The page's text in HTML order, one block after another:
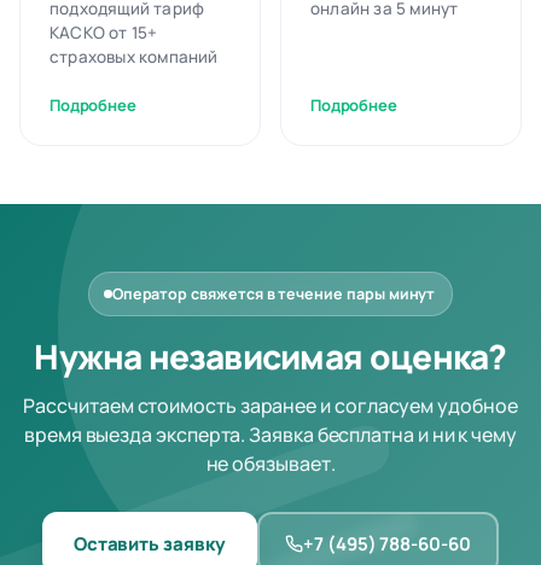
подходящий тариф
КАСКО от 15+
страховых компаний
Подробнее
онлайн за 5 минут
Подробнее
Оператор свяжется в течение пары минут
Нужна независимая оценка?
Рассчитаем стоимость заранее и согласуем удобное
время выезда эксперта. Заявка бесплатна и ни к чему
не обязывает.
Оставить заявку +7 (495) 788-60-60